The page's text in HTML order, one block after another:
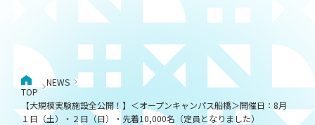
TOP
NEWS
【大規模実験施設全公開！】＜オープンキャンパス船橋＞開催日：8月
１日（土）・２日（日）・先着10,000名（定員となりました）